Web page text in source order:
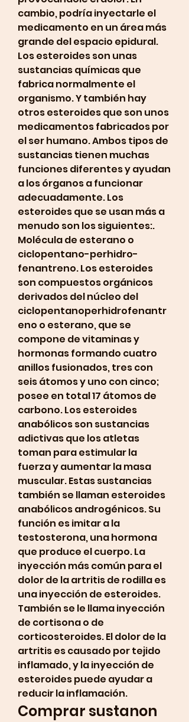
cambio, podría inyectarle el
medicamento en un área más
grande del espacio epidural.
Los esteroides son unas
sustancias químicas que
fabrica normalmente el
organismo. Y también hay
otros esteroides que son unos
medicamentos fabricados por
el ser humano. Ambos tipos de
sustancias tienen muchas
funciones diferentes y ayudan
a los órganos a funcionar
adecuadamente. Los
esteroides que se usan más a
menudo son los siguientes:.
Molécula de esterano o
ciclopentano-perhidro-
fenantreno. Los esteroides
son compuestos orgánicos
derivados del núcleo del
ciclopentanoperhidrofenantr
eno o esterano, que se
compone de vitaminas y
hormonas formando cuatro
anillos fusionados, tres con
seis átomos y uno con cinco;
posee en total 17 átomos de
carbono. Los esteroides
anabólicos son sustancias
adictivas que los atletas
toman para estimular la
fuerza y aumentar la masa
muscular. Estas sustancias
también se llaman esteroides
anabólicos androgénicos. Su
función es imitar a la
testosterona, una hormona
que produce el cuerpo. La
inyección más común para el
dolor de la artritis de rodilla es
una inyección de esteroides.
También se le llama inyección
de cortisona o de
corticosteroides. El dolor de la
artritis es causado por tejido
inflamado, y la inyección de
esteroides puede ayudar a
reducir la inflamación.
Comprar sustanon